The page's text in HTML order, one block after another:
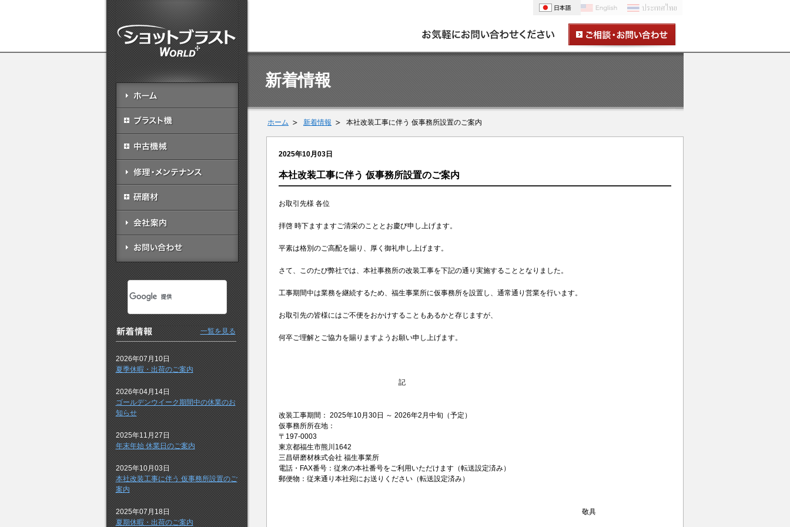
新着情報
ホーム 新着情報 本社改装工事に伴う 仮事務所設置のご案内
2025年10月03日
本社改装工事に伴う 仮事務所設置のご案内
お取引先様 各位
拝啓 時下ますますご清栄のこととお慶び申し上げます。
平素は格別のご高配を賜り、厚く御礼申し上げます。
さて、このたび弊社では、本社事務所の改装工事を下記の通り実施することとなりました。
工事期間中は業務を継続するため、福生事業所に仮事務所を設置し、通常通り営業を行います。
お取引先の皆様にはご不便をおかけすることもあるかと存じますが、
何卒ご理解とご協力を賜りますようお願い申し上げます。
記
改装工事期間： 2025年10月30日 ～ 2026年2月中旬（予定）
仮事務所所在地：
〒197-0003
東京都福生市熊川1642
三昌研磨材株式会社 福生事業所
電話・FAX番号：従来の本社番号をご利用いただけます（転送設定済み）
郵便物：従来通り本社宛にお送りください（転送設定済み）
敬具
一覧を見る
2026年07月10日
夏季休暇・出荷のご案内
2026年04月14日
ゴールデンウイーク期間中の休業のお
知らせ
2025年11月27日
年末年始 休業日のご案内
2025年10月03日
本社改装工事に伴う 仮事務所設置のご
案内
2025年07月18日
夏期休暇・出荷のご案内